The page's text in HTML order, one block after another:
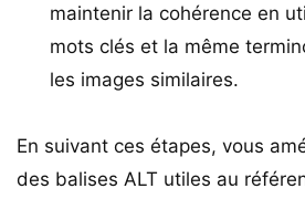
maintenir la cohérence en
mots clés et la même
les images similaires.
En suivant ces étapes, vous
des balises ALT utiles au